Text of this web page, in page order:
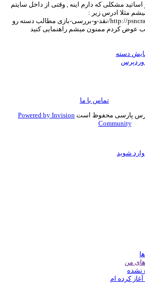
مشکلی که دارم اینه , وقتی از داخل سایتم
مثلا ادرس زیر :
http://psncracktools.info/category/نقد-و-بررسی-بازی مطالب دسته رو
کردم ممنون میشم راهنمایی کنید
دسته
تماس با ما
پارسی محفوظ است Powered by Invision
Community
شوید
من
کرده ام